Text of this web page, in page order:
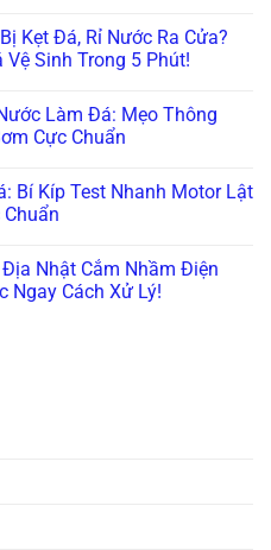
Kẹt Đá, Rỉ Nước Ra Cửa?
Sinh Trong 5 Phút!
Làm Đá: Mẹo Thông
Cực Chuẩn
Bí Kíp Test Nhanh Motor Lật
Nhật Cắm Nhầm Điện
Ngay Cách Xử Lý!